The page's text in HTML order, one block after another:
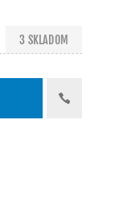
3 SKLADOM